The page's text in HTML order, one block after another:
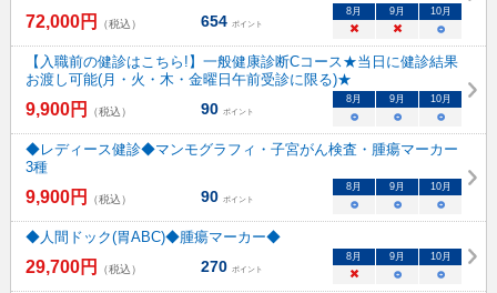
72,000円 （税込） 654 ポイント
8月 9月 10月
× × ○
【入職前の健診はこちら!】一般健康診断Cコース★当日に健診結果
お渡し可能(月・火・木・金曜日午前受診に限る)★
9,900円 （税込） 90 ポイント
8月 9月 10月
○ ○ ○
◆レディース健診◆マンモグラフィ・子宮がん検査・腫瘍マーカー
3種
9,900円 （税込） 90 ポイント
8月 9月 10月
○ ○ ○
◆人間ドック(胃ABC)◆腫瘍マーカー◆
29,700円 （税込） 270 ポイント
8月 9月 10月
× ○ ○